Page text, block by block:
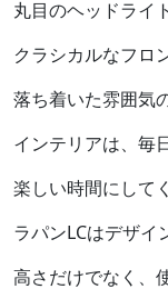
丸目のヘッドライ
クラシカルなフロ
落ち着いた雰囲気
インテリアは、毎
楽しい時間にして
ラパンLCはデザイ
高さだけでなく、